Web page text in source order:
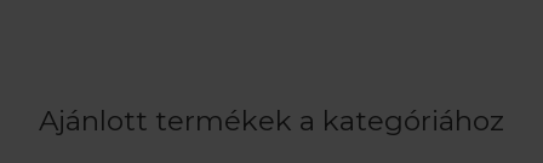
Ajánlott termékek a kategóriához